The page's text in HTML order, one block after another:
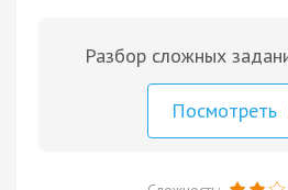
Разбор сложных
Посмотреть